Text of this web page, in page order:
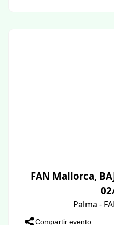
FAN Mallorca,
Palma -
Compartir evento